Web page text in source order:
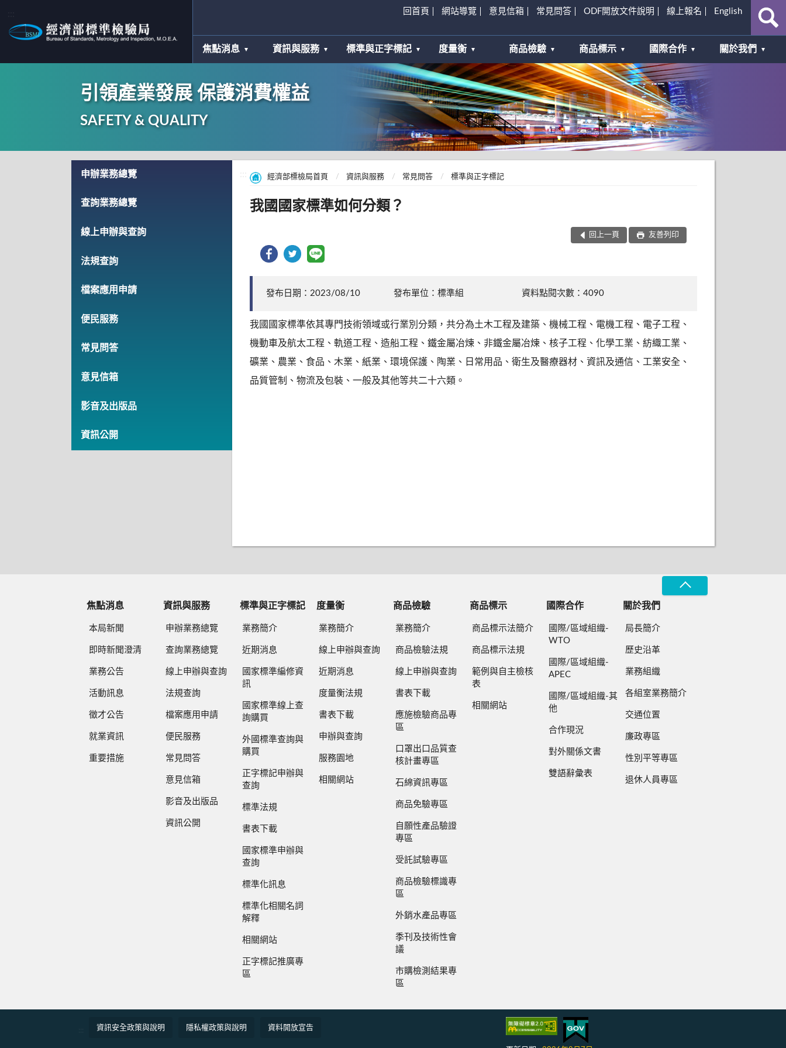
回首頁 網站導覽 意見信箱 常見問答 ODF開放文件說明 線上報名 English
焦點消息 資訊與服務 標準與正字標記 度量衡 商品檢驗 商品標示 國際合作 關於我們
引領產業發展 保護消費權益
SAFETY & QUALITY
申辦業務總覽
查詢業務總覽
線上申辦與查詢
法規查詢
檔案應用申請
便民服務
常見問答
意見信箱
影音及出版品
資訊公開
經濟部標檢局首頁 資訊與服務 常見問答 標準與正字標記
我國國家標準如何分類？
回上一頁 友善列印
發布日期：2023/08/10 發布單位：標準組 資料點閱次數：4090
我國國家標準依其專門技術領域或行業別分類，共分為土木工程及建築、機械工程、電機工程、電子工程、
機動車及航太工程、軌道工程、造船工程、鐵金屬冶煉、非鐵金屬冶煉、核子工程、化學工業、紡織工業、
礦業、農業、食品、木業、紙業、環境保護、陶業、日常用品、衛生及醫療器材、資訊及通信、工業安全、
品質管制、物流及包裝、一般及其他等共二十六類。
焦點消息
本局新聞
即時新聞澄清
業務公告
活動訊息
徵才公告
就業資訊
重要措施
資訊與服務
申辦業務總覽
查詢業務總覽
線上申辦與查詢
法規查詢
檔案應用申請
便民服務
常見問答
意見信箱
影音及出版品
資訊公開
標準與正字標記
業務簡介
近期消息
國家標準編修資
訊
國家標準線上查
詢購買
外國標準查詢與
購買
正字標記申辦與
查詢
標準法規
書表下載
國家標準申辦與
查詢
標準化訊息
標準化相關名詞
解釋
相關網站
正字標記推廣專
區
度量衡
業務簡介
線上申辦與查詢
近期消息
度量衡法規
書表下載
申辦與查詢
服務園地
相關網站
商品檢驗
業務簡介
商品檢驗法規
線上申辦與查詢
書表下載
應施檢驗商品專
區
口罩出口品質查
核計畫專區
石綿資訊專區
商品免驗專區
自願性產品驗證
專區
受託試驗專區
商品檢驗標識專
區
外銷水產品專區
季刊及技術性會
議
市購檢測結果專
區
商品標示
商品標示法簡介
商品標示法規
範例與自主檢核
表
相關網站
國際合作
國際/區域組織-
WTO
國際/區域組織-
APEC
國際/區域組織-其
他
合作現況
對外關係文書
雙語辭彙表
關於我們
局長簡介
歷史沿革
業務組織
各組室業務簡介
交通位置
廉政專區
性別平等專區
退休人員專區
資訊安全政策與說明 隱私權政策與說明 資料開放宣告